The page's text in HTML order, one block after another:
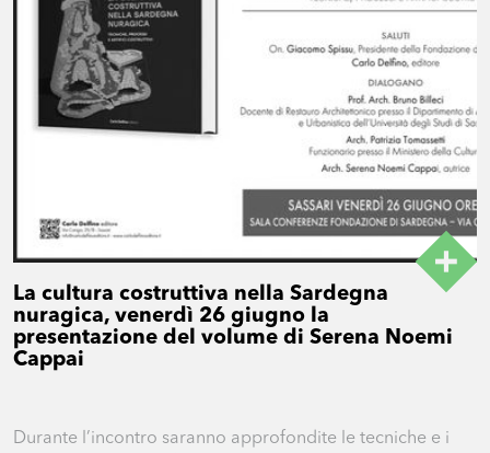
La cultura costruttiva nella Sardegna
nuragica, venerdì 26 giugno la
presentazione del volume di Serena Noemi
Cappai
Durante l’incontro saranno approfondite le tecniche e i